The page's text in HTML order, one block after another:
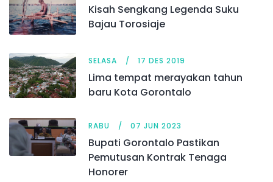
Kisah Sengkang Legenda Suku
Bajau Torosiaje
SELASA 17 DES 2019
Lima tempat merayakan tahun
baru Kota Gorontalo
RABU 07 JUN 2023
Bupati Gorontalo Pastikan
Pemutusan Kontrak Tenaga
Honorer